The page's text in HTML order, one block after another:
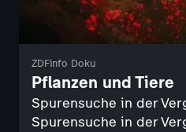
ZDFinfo Doku
Pflanzen und Tiere
Spurensuche in der
Spurensuche in der